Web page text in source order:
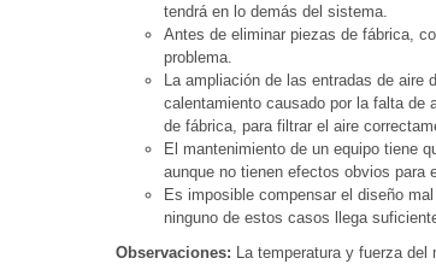
tendrá en lo demás del sistema.
Antes de eliminar piezas de fábrica,
problema.
La ampliación de las entradas de aire
calentamiento causado por la falta de
de fábrica, para filtrar el aire
El mantenimiento de un equipo tiene
aunque no tienen efectos obvios para
Es imposible compensar el diseño
ninguno de estos casos llega
Observaciones: La temperatura y fuerza